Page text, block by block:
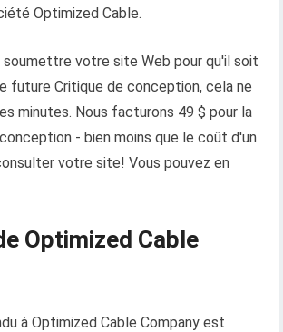
Optimized Cable.
soumettre votre site Web pour qu'il soit
future Critique de conception, cela ne
minutes. Nous facturons 49 $ pour la
- bien moins que le coût d'un
votre site! Vous pouvez en
Optimized Cable
à Optimized Cable Company est